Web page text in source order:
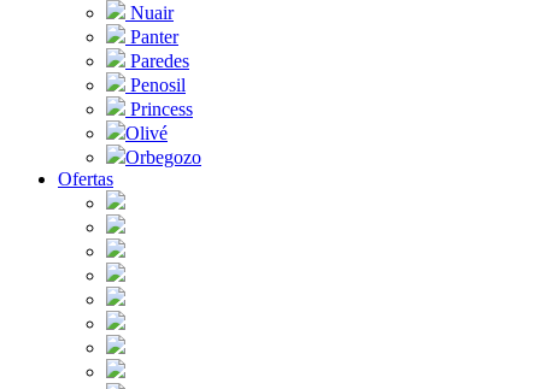
Nuair
Panter
Paredes
Penosil
Princess
Olivé
Orbegozo
Ofertas